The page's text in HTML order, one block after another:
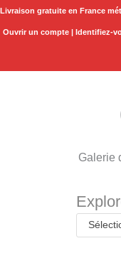
Aller
Livraison gratuite en France
Ouvrir un compte | Identifiez-
Galerie